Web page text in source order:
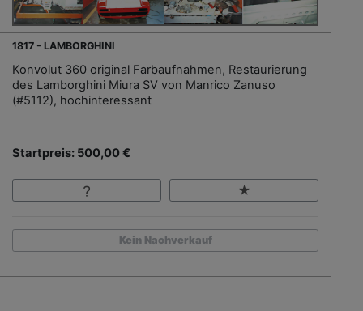
1817 - LAMBORGHINI
Konvolut 360 original Farbaufnahmen, Restaurierung
des Lamborghini Miura SV von Manrico Zanuso
(#5112), hochinteressant
Startpreis: 500,00 €
Kein Nachverkauf